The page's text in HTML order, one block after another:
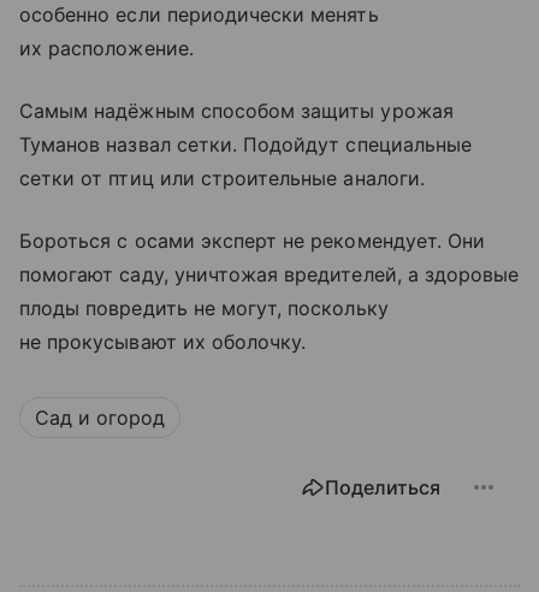
особенно если периодически менять
их расположение.
Самым надёжным способом защиты урожая
Туманов назвал сетки. Подойдут специальные
сетки от птиц или строительные аналоги.
Бороться с осами эксперт не рекомендует. Они
помогают саду, уничтожая вредителей, а здоровые
плоды повредить не могут, поскольку
не прокусывают их оболочку.
Сад и огород
Поделиться